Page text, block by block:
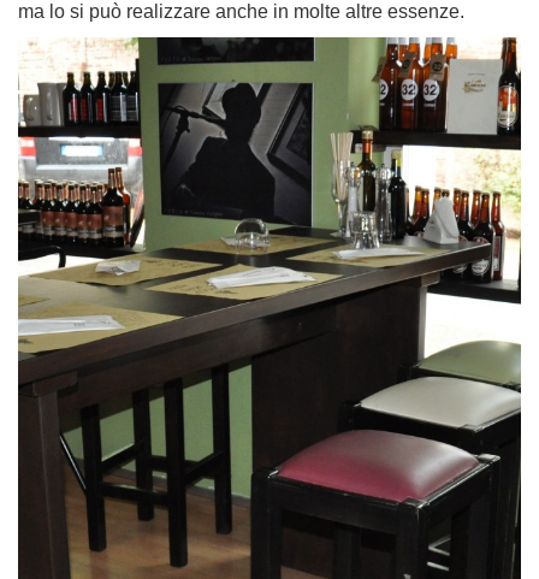
ma lo si può realizzare anche in molte altre essenze.